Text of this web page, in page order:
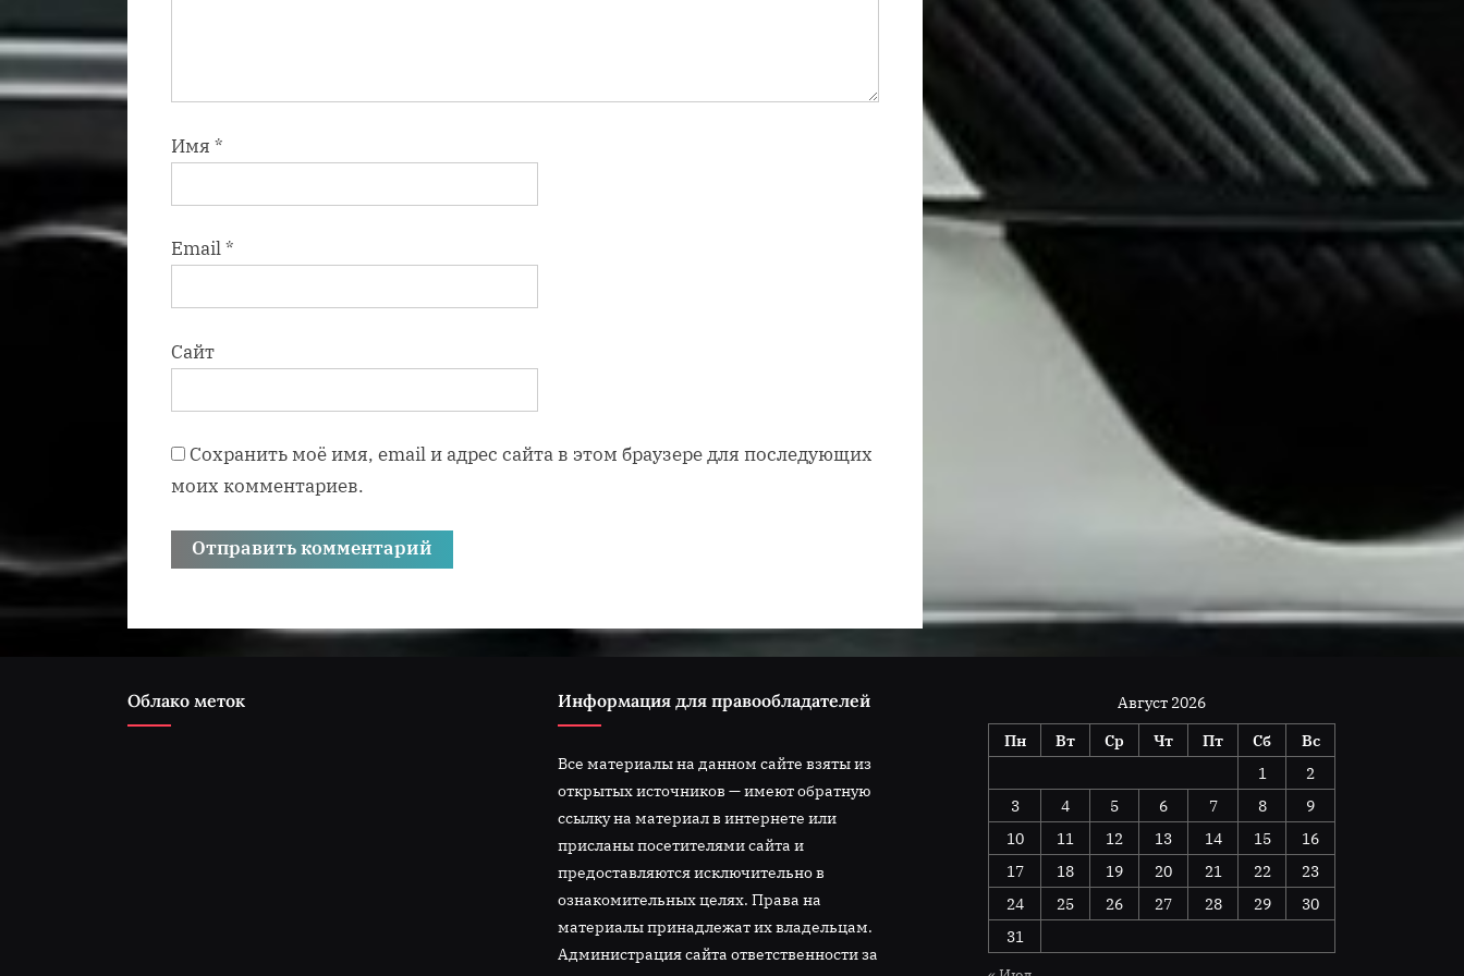
Имя *
Email*
Сайт
Сохранить моё имя, email и адрес сайта в этом браузере для последующих
моих комментариев.
Облако меток Информация для правообладателей
Все материалы на данном сайте взяты из
открытых источников — имеют обратную
ссылку на материал в интернете или
присланы посетителями сайта и
предоставляются исключительно в
ознакомительных целях. Права на
материалы принадлежат их владельцам.
Администрация сайта ответственности за
Август 2026
Пн
Вт Ср Чт Пт Сб
Вс
1
2
3
4 5 6 7 8
9
10
11 12 13 14 15
16
17
18 19 20 21 22
23
24
25 26 27 28 29
30
31